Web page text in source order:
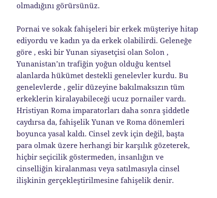
olmadığını görürsünüz.
Pornai ve sokak fahişeleri bir erkek müşteriye hitap
ediyordu ve kadın ya da erkek olabilirdi. Geleneğe
göre , eski bir Yunan siyasetçisi olan Solon ,
Yunanistan’ın trafiğin yoğun olduğu kentsel
alanlarda hükümet destekli genelevler kurdu. Bu
genelevlerde , gelir düzeyine bakılmaksızın tüm
erkeklerin kiralayabileceği ucuz pornailer vardı.
Hristiyan Roma imparatorları daha sonra şiddetle
caydırsa da, fahişelik Yunan ve Roma dönemleri
boyunca yasal kaldı. Cinsel zevk için değil, başta
para olmak üzere herhangi bir karşılık gözeterek,
hiçbir seçicilik göstermeden, insanlığın ve
cinselliğin kiralanması veya satılmasıyla cinsel
ilişkinin gerçekleştirilmesine fahişelik denir.